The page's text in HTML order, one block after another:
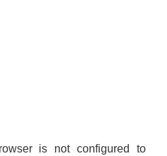
is not configured to